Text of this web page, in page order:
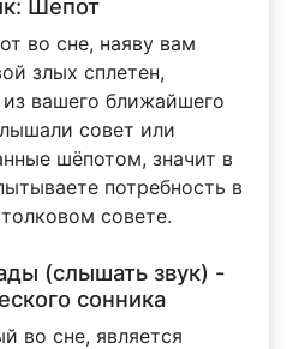
Шепот
во сне, наяву вам
злых сплетен,
вашего ближайшего
совет или
шёпотом, значит в
потребность в
совете.
(слышать звук) -
сонника
во сне, является